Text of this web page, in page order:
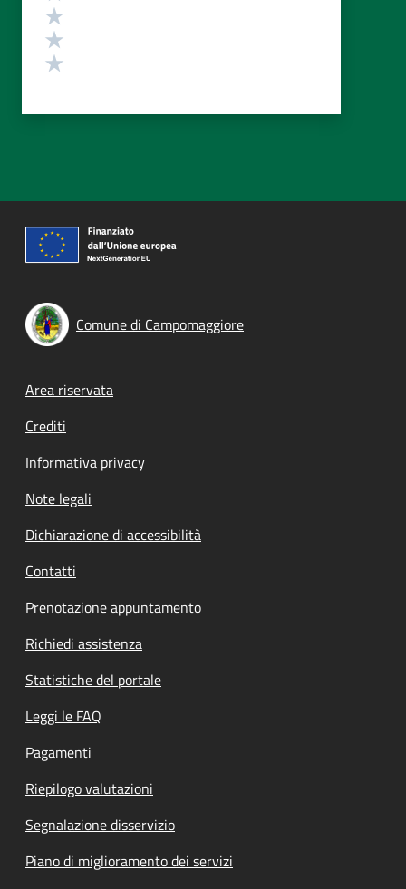
Comune di Campomaggiore
Footer menu
Area riservata
Crediti
Informativa privacy
Note legali
Dichiarazione di accessibilità
Contatti
Prenotazione appuntamento
Richiedi assistenza
Statistiche del portale
Leggi le FAQ
Pagamenti
Riepilogo valutazioni
Segnalazione disservizio
Piano di miglioramento dei servizi